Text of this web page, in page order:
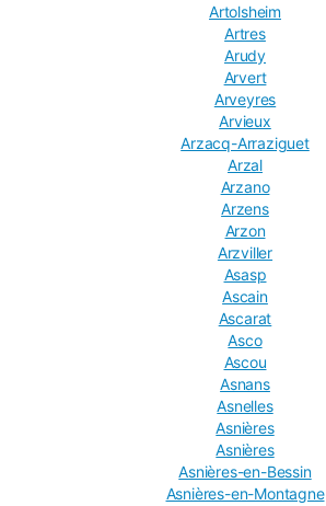
Artolsheim
Artres
Arudy
Arvert
Arveyres
Arvieux
Arzacq-Arraziguet
Arzal
Arzano
Arzens
Arzon
Arzviller
Asasp
Ascain
Ascarat
Asco
Ascou
Asnans
Asnelles
Asnières
Asnières
Asnières-en-Bessin
Asnières-en-Montagne